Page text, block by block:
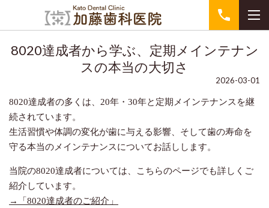
8020達成者から学ぶ、定期メインテナン
スの本当の大切さ
2026-03-01
8020達成者の多くは、 20年・ 30年と定期メインテナンスを継
続されています。
生活習慣や体調の変化が歯に与える影響、そして歯の寿命を
守る本当のメインテナンスについてお話しします。
当院の8020達成者については、こちらのページでも詳しくご
紹介しています。
→
「 8020達成者のご紹介」